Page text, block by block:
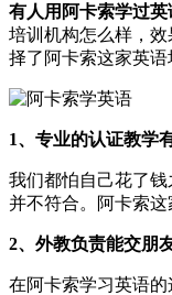
有人用阿卡索学过英
培训机构怎么样，
择了阿卡索这家英语
1、专业的认证教学
我们都怕自己花了
并不符合。阿卡索
2、外教负责能交朋
在阿卡索学习英语